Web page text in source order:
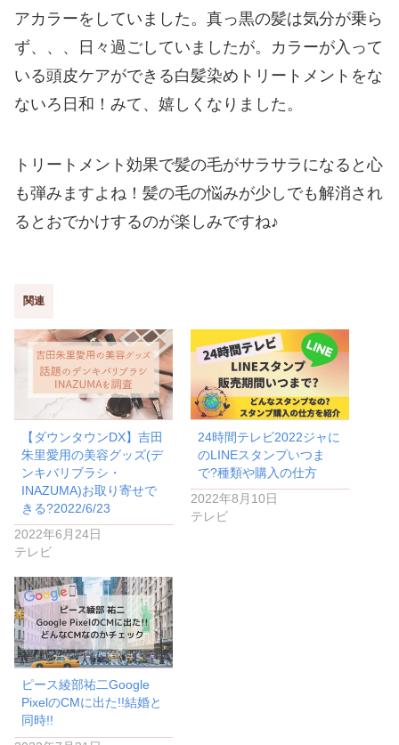
アカラーをしていました。真っ黒の髪は気分が乗ら
ず、、、日々過ごしていましたが。カラーが入って
いる頭皮ケアができる白髪染めトリートメントをな
ないろ日和！みて、嬉しくなりました。
トリートメント効果で髪の毛がサラサラになると心
も弾みますよね！髪の毛の悩みが少しでも解消され
るとおでかけするのが楽しみですね♪
関連
【ダウンタウンDX】吉田
朱里愛用の美容グッズ(デ
ンキバリブラシ・
INAZUMA)お取り寄せで
きる?2022/6/23
2022年6月24日
テレビ
24時間テレビ2022ジャに
のLINEスタンプいつま
で?種類や購入の仕方
2022年8月10日
テレビ
ピース綾部祐二Google
PixelのCMに出た!!結婚と
同時!!